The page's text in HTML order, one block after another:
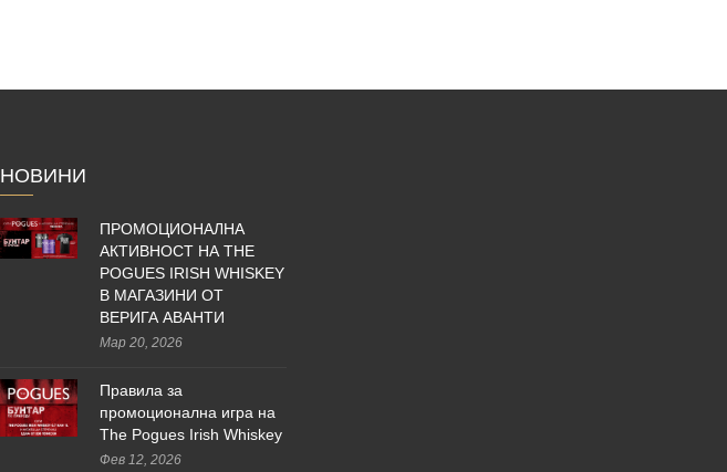
НОВИНИ
ПРОМОЦИОНАЛНА
АКТИВНОСТ НА THE
POGUES IRISH WHISKEY
В МАГАЗИНИ ОТ
ВЕРИГА АВАНТИ
Мар 20, 2026
Правила за
промоционална игра на
The Pogues Irish Whiskey
Фев 12, 2026